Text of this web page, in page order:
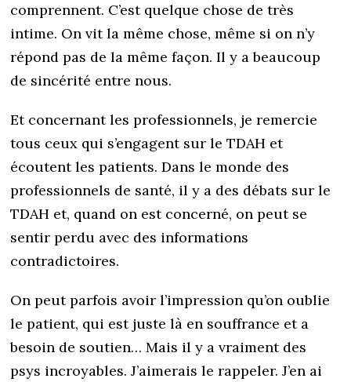
comprennent. C’est quelque chose de très
intime. On vit la même chose, même si on n’y
répond pas de la même façon. Il y a beaucoup
de sincérité entre nous.
Et concernant les professionnels, je remercie
tous ceux qui s’engagent sur le TDAH et
écoutent les patients. Dans le monde des
professionnels de santé, il y a des débats sur le
TDAH et, quand on est concerné, on peut se
sentir perdu avec des informations
contradictoires.
On peut parfois avoir l’impression qu’on oublie
le patient, qui est juste là en souffrance et a
besoin de soutien… Mais il y a vraiment des
psys incroyables. J’aimerais le rappeler. J’en ai